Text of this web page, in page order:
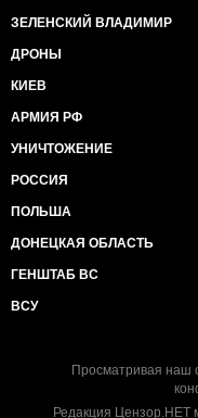
ЗЕЛЕНСКИЙ ВЛАДИМИР
ДРОНЫ
КИЕВ
АРМИЯ РФ
УНИЧТОЖЕНИЕ
РОССИЯ
ПОЛЬША
ДОНЕЦКАЯ ОБЛАСТЬ
ГЕНШТАБ ВС
ВСУ
Просматривая наш
Редакция Цензор.НЕТ